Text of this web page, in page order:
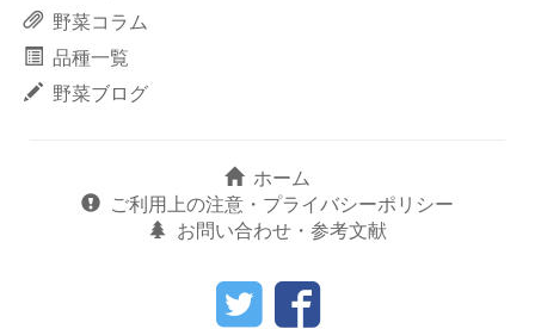
野菜コラム
品種一覧
野菜ブログ
ホーム
ご利用上の注意・プライバシーポリシー
お問い合わせ・参考文献